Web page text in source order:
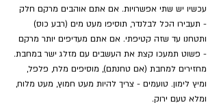
עכשיו יש שתי אפשרויות. אם אתם אוהבים מרקם חלק
- תעבירו הכל לבלנדר, תוסיפו מעט מים (רבע כוס)
ותטחנו עד שזה קטיפתי. אם אתם מעדיפים יותר מרקם
- פשוט תמעכו קצת את העשבים עם מזלג ישר במחבת.
מחזירים למחבת (אם טחנתם), מוסיפים מלח, פלפל,
ומיץ לימון. טועמים - צריך להיות מעט חמוץ, מעט מלוח,
ומלא טעם ירוק.